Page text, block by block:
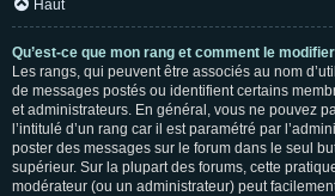
Haut
Qu’est-ce que mon rang et comment le
Les rangs, qui peuvent être associés au nom
de messages postés ou identifient certains
et administrateurs. En général, vous ne pouvez
l’intitulé d’un rang car il est paramétré par
poster des messages sur le forum dans le seul
supérieur. Sur la plupart des forums, cette
modérateur (ou un administrateur) peut